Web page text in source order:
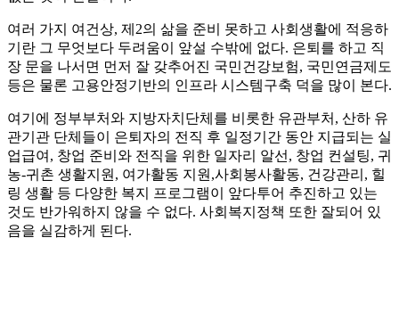
여러 가지 여건상, 제2의 삶을 준비 못하고 사회생활에 적응하
기란 그 무엇보다 두려움이 앞설 수밖에 없다. 은퇴를 하고 직
장 문을 나서면 먼저 잘 갖추어진 국민건강보험, 국민연금제도
등은 물론 고용안정기반의 인프라 시스템구축 덕을 많이 본다.
여기에 정부부처와 지방자치단체를 비롯한 유관부처, 산하 유
관기관 단체들이 은퇴자의 전직 후 일정기간 동안 지급되는 실
업급여, 창업 준비와 전직을 위한 일자리 알선, 창업 컨설팅, 귀
농-귀촌 생활지원, 여가활동 지원,사회봉사활동, 건강관리, 힐
링 생활 등 다양한 복지 프로그램이 앞다투어 추진하고 있는
것도 반가워하지 않을 수 없다. 사회복지정책 또한 잘되어 있
음을 실감하게 된다.